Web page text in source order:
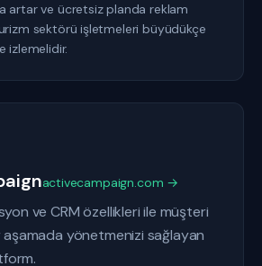
artar ve ücretsiz planda reklam
sektörü işletmeleri büyüdükçe
izlemelidir.
activecampaign.com →
ve CRM özellikleri ile müşteri
yönetmenizi sağlayan